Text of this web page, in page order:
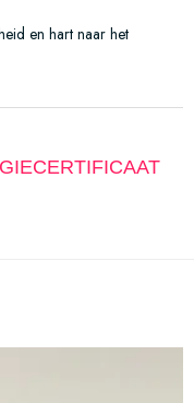
en hart naar het